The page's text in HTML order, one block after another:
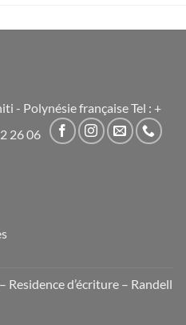
- Polynésie française Tel : +
26 06
Residence d’écriture – Randell